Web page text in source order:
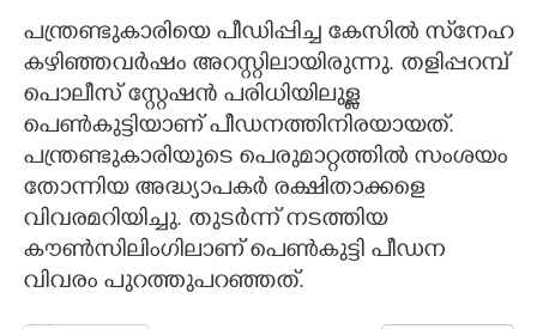
പന്ത്രണ്ടുകാരിയെ പീഡിപ്പിച്ച കേസിൽ സ്‌നേഹ
കഴിഞ്ഞവർഷം അറസ്റ്റിലായിരുന്നു. തളിപ്പറമ്പ്
പൊലീസ് സ്റ്റേഷൻ പരിധിയിലുള്ള
പെൺകുട്ടിയാണ് പീഡനത്തിനിരയായത്.
പന്ത്രണ്ടുകാരിയുടെ പെരുമാറ്റത്തിൽ സംശയം
തോന്നിയ അദ്ധ്യാപകർ രക്ഷിതാക്കളെ
വിവരമറിയിച്ചു. തുടർന്ന് നടത്തിയ
കൗൺസിലിംഗിലാണ് പെൺകുട്ടി പീഡന
വിവരം പുറത്തുപറഞ്ഞത്.